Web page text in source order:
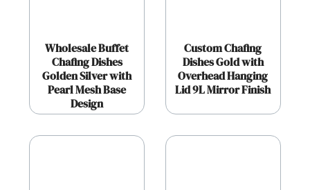
Wholesale Buffet
Chafing Dishes
Golden Silver with
Pearl Mesh Base
Design
Custom Chafing
Dishes Gold with
Overhead Hanging
Lid 9L Mirror Finish